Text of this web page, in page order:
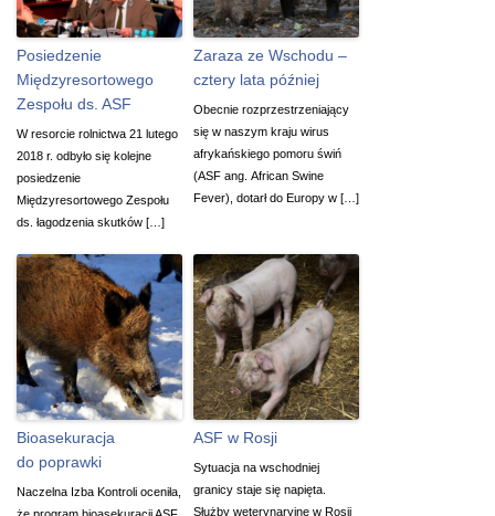
Posiedzenie
Międzyresortowego
Zespołu ds. ASF
W resorcie rolnictwa 21 lutego
2018 r. odbyło się kolejne
posiedzenie
Międzyresortowego Zespołu
ds. łagodzenia skutków […]
Zaraza ze Wschodu –
cztery lata później
Obecnie rozprzestrzeniający
się w naszym kraju wirus
afrykańskiego pomoru świń
(ASF ang. African Swine
Fever), dotarł do Europy w […]
Bioasekuracja
do poprawki
Naczelna Izba Kontroli oceniła,
ASF w Rosji
Sytuacja na wschodniej
granicy staje się napięta.
Służby weterynaryjne w Rosji